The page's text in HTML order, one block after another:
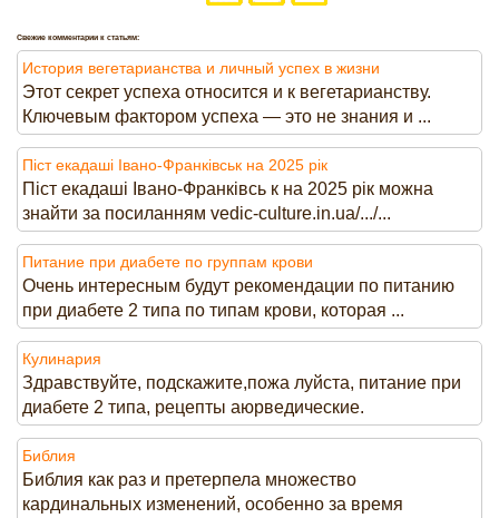
Свежие комментарии к статьям:
История вегетарианства и личный успех в жизни
Этот секрет успеха относится и к вегетарианству.
Ключевым фактором успеха — это не знания и ...
Піст екадаші Івано-Франківськ на 2025 рік
Піст екадаші Івано-Франківсь к на 2025 рік можна
знайти за посиланням vedic-culture.in.ua/.../...
Питание при диабете по группам крови
Очень интересным будут рекомендации по питанию
при диабете 2 типа по типам крови, которая ...
Кулинария
Здравствуйте, подскажите,пожа луйста, питание при
диабете 2 типа, рецепты аюрведические.
Библия
Библия как раз и претерпела множество
кардинальных изменений, особенно за время